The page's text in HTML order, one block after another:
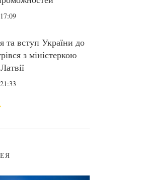
та вступ України до
з міністеркою